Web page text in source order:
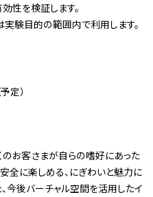
性を検証します。
験目的の範囲内で利用します。
定）
お客さまが自らの嗜好にあった
全に楽しめる、にぎわいと魅力に
今後バーチャル空間を活用したイ